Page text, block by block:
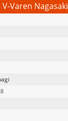
V-Varen Nagasaki